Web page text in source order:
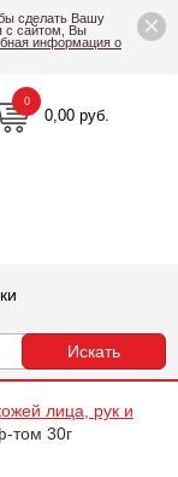
×
сделать Вашу
с сайтом, Вы
информация о
0,00 руб.
0
лица, рук и
том 30г